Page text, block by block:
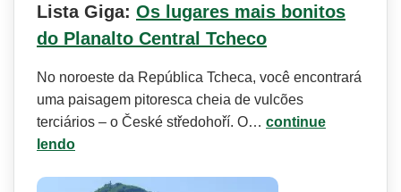
Lista Giga: Os lugares mais bonitos
do Planalto Central Tcheco
No noroeste da República Tcheca, você encontrará
uma paisagem pitoresca cheia de vulcões
terciários – o České středohoří. O… continue
lendo